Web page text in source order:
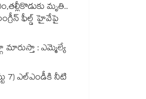
మృతి..
ఫీల్డ్ హైవేపై
: ఎమ్మెల్యే
7) ఎల్ఎండీకి నీటి